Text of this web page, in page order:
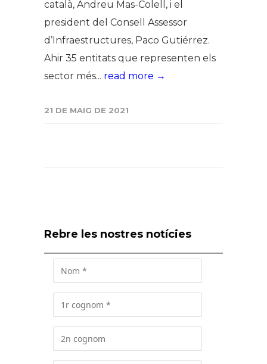
català, Andreu Mas-Colell, i el
president del Consell Assessor
d’Infraestructures, Paco Gutiérrez.
Ahir 35 entitats que representen els
sector més... read more →
21 DE MAIG DE 2021
Rebre les nostres notícies